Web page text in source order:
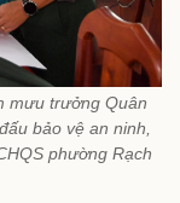
mưu trưởng Quân
bảo vệ an ninh,
phường Rạch